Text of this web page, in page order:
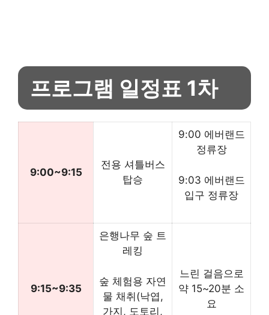
프로그램 일정표 1차
9:00~9:15
전용 셔틀버스
탑승
9:00 에버랜드
정류장
9:03 에버랜드
입구 정류장
9:15~9:35
은행나무 숲 트
레킹
숲 체험용 자연
물 채취(낙엽,
가지, 도토리,
느린 걸음으로
약 15~20분 소
요